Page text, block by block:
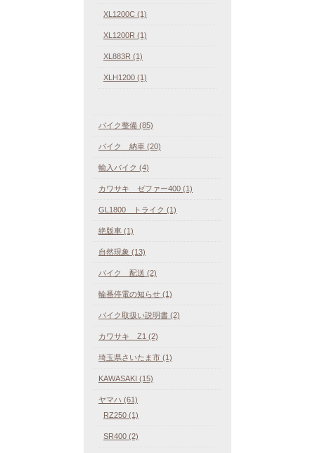
XL1200C (1)
XL1200R (1)
XL883R (1)
XLH1200 (1)
バイク整備 (85)
バイク 納車 (20)
輸入バイク (4)
カワサキ ゼファー400 (1)
GL1800 トライク (1)
絶版車 (1)
自然現象 (13)
バイク 配送 (2)
輪番停電の知らせ (1)
バイク取扱い説明書 (2)
カワサキ Z1 (2)
埼玉県さいたま市 (1)
KAWASAKI (15)
ヤマハ (61)
RZ250 (1)
SR400 (2)